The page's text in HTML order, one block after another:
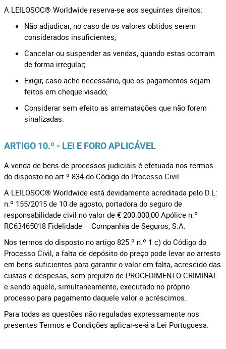
A LEILOSOC® Worldwide reserva-se aos seguintes direitos:
Não adjudicar, no caso de os valores obtidos serem
considerados insuficientes;
Cancelar ou suspender as vendas, quando estas ocorram
de forma irregular;
Exigir, caso ache necessário, que os pagamentos sejam
feitos em cheque visado;
Considerar sem efeito as arrematações que não forem
sinalizadas.
ARTIGO 10.º - LEI E FORO APLICÁVEL
A venda de bens de processos judiciais é efetuada nos termos
do disposto no art.º 834 do Código do Processo Civil.
A LEILOSOC® Worldwide está devidamente acreditada pelo D.L:
n.º 155/2015 de 10 de agosto, portadora do seguro de
responsabilidade civil no valor de € 200.000,00 Apólice n.º
RC63465018 Fidelidade – Companhia de Seguros, S.A.
Nos termos do disposto no artigo 825.º n.º 1 c) do Código do
Processo Civil, a falta de depósito do preço pode levar ao arresto
em bens suficientes para garantir o valor em falta, acrescido das
custas e despesas, sem prejuízo de PROCEDIMENTO CRIMINAL
e sendo aquele, simultaneamente, executado no próprio
processo para pagamento daquele valor e acréscimos.
Para todas as questões não reguladas expressamente nos
presentes Termos e Condições aplicar-se-á a Lei Portuguesa.